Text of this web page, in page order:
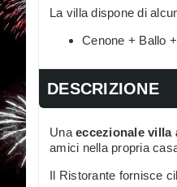
La villa dispone di
Cenone + Ballo
DESCRIZIONE
Una eccezionale villa
amici nella propria
Il Ristorante fornisce